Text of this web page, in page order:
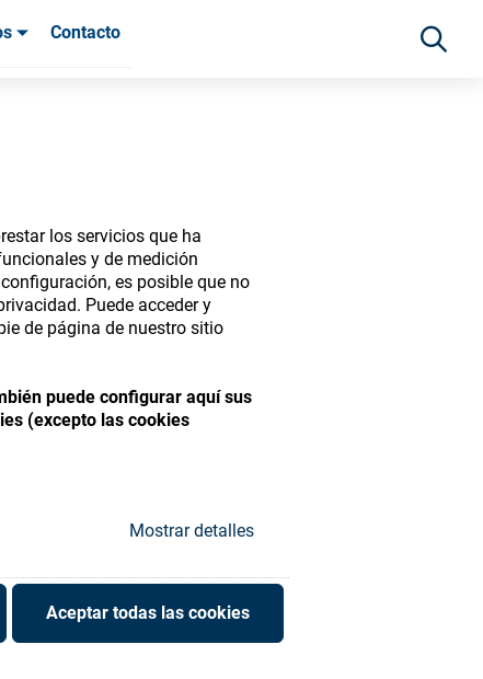
los servicios que ha
y de medición
es posible que no
Puede acceder y
de página de nuestro sitio
puede configurar aquí sus
(excepto las cookies
Mostrar detalles
Aceptar todas las cookies
Contacto
range of ophthalmic